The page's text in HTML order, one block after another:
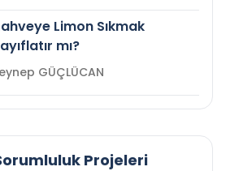
Limon Sıkmak
mı?
Zeynep GÜÇLÜCAN
Projeleri